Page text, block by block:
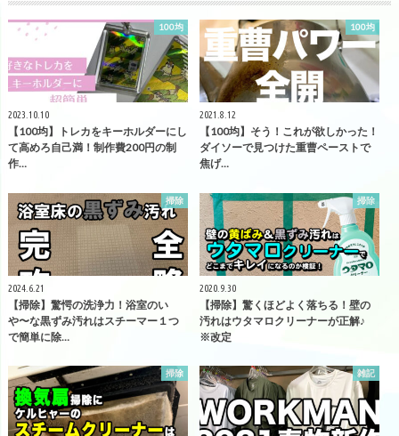
100均
2023.10.10
【100均】トレカをキーホルダーにし
て高めろ自己満！制作費200円の制
作…
100均
2021.8.12
【100均】そう！これが欲しかった！
ダイソーで見つけた重曹ペーストで
焦げ…
掃除
2024.6.21
【掃除】驚愕の洗浄力！浴室のい
や〜な黒ずみ汚れはスチーマー１つ
で簡単に除…
掃除
2020.9.30
【掃除】驚くほどよく落ちる！壁の
汚れはウタマロクリーナーが正解♪
※改定
掃除 雑記